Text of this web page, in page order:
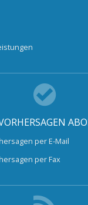
per E-Mail
per Fax